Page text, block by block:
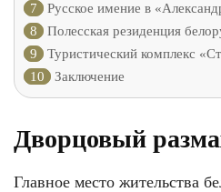
7
Русское имение в
8
Полесская резиденция
9
Туристический комплекс
10
Заключение
Дворцовый
Главное место жительства